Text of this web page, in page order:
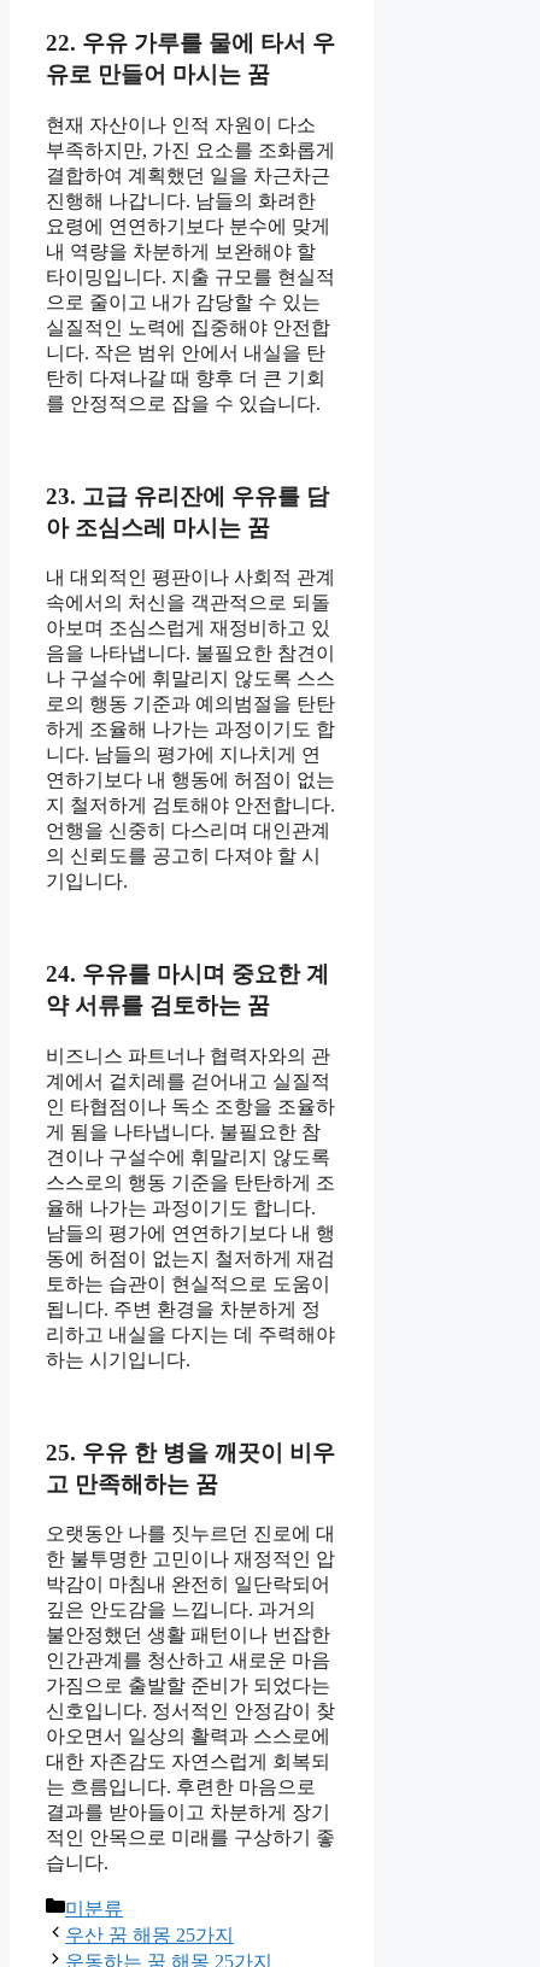
22. 우유 가루를 물에 타서 우
유로 만들어 마시는 꿈
현재 자산이나 인적 자원이 다소
부족하지만, 가진 요소를 조화롭게
결합하여 계획했던 일을 차근차근
진행해 나갑니다. 남들의 화려한
요령에 연연하기보다 분수에 맞게
내 역량을 차분하게 보완해야 할
타이밍입니다. 지출 규모를 현실적
으로 줄이고 내가 감당할 수 있는
실질적인 노력에 집중해야 안전합
니다. 작은 범위 안에서 내실을 탄
탄히 다져나갈 때 향후 더 큰 기회
를 안정적으로 잡을 수 있습니다.
23. 고급 유리잔에 우유를 담
아 조심스레 마시는 꿈
내 대외적인 평판이나 사회적 관계
속에서의 처신을 객관적으로 되돌
아보며 조심스럽게 재정비하고 있
음을 나타냅니다. 불필요한 참견이
나 구설수에 휘말리지 않도록 스스
로의 행동 기준과 예의범절을 탄탄
하게 조율해 나가는 과정이기도 합
니다. 남들의 평가에 지나치게 연
연하기보다 내 행동에 허점이 없는
지 철저하게 검토해야 안전합니다.
언행을 신중히 다스리며 대인관계
의 신뢰도를 공고히 다져야 할 시
기입니다.
24. 우유를 마시며 중요한 계
약 서류를 검토하는 꿈
비즈니스 파트너나 협력자와의 관
계에서 겉치레를 걷어내고 실질적
인 타협점이나 독소 조항을 조율하
게 됨을 나타냅니다. 불필요한 참
견이나 구설수에 휘말리지 않도록
스스로의 행동 기준을 탄탄하게 조
율해 나가는 과정이기도 합니다.
남들의 평가에 연연하기보다 내 행
동에 허점이 없는지 철저하게 재검
토하는 습관이 현실적으로 도움이
됩니다. 주변 환경을 차분하게 정
리하고 내실을 다지는 데 주력해야
하는 시기입니다.
25. 우유 한 병을 깨끗이 비우
고 만족해하는 꿈
오랫동안 나를 짓누르던 진로에 대
한 불투명한 고민이나 재정적인 압
박감이 마침내 완전히 일단락되어
깊은 안도감을 느낍니다. 과거의
불안정했던 생활 패턴이나 번잡한
인간관계를 청산하고 새로운 마음
가짐으로 출발할 준비가 되었다는
신호입니다. 정서적인 안정감이 찾
아오면서 일상의 활력과 스스로에
대한 자존감도 자연스럽게 회복되
는 흐름입니다. 후련한 마음으로
결과를 받아들이고 차분하게 장기
적인 안목으로 미래를 구상하기 좋
습니다.
카
테
고
미분류
우산 꿈 해몽 25가지
운동하는 꿈 해몽 25가지